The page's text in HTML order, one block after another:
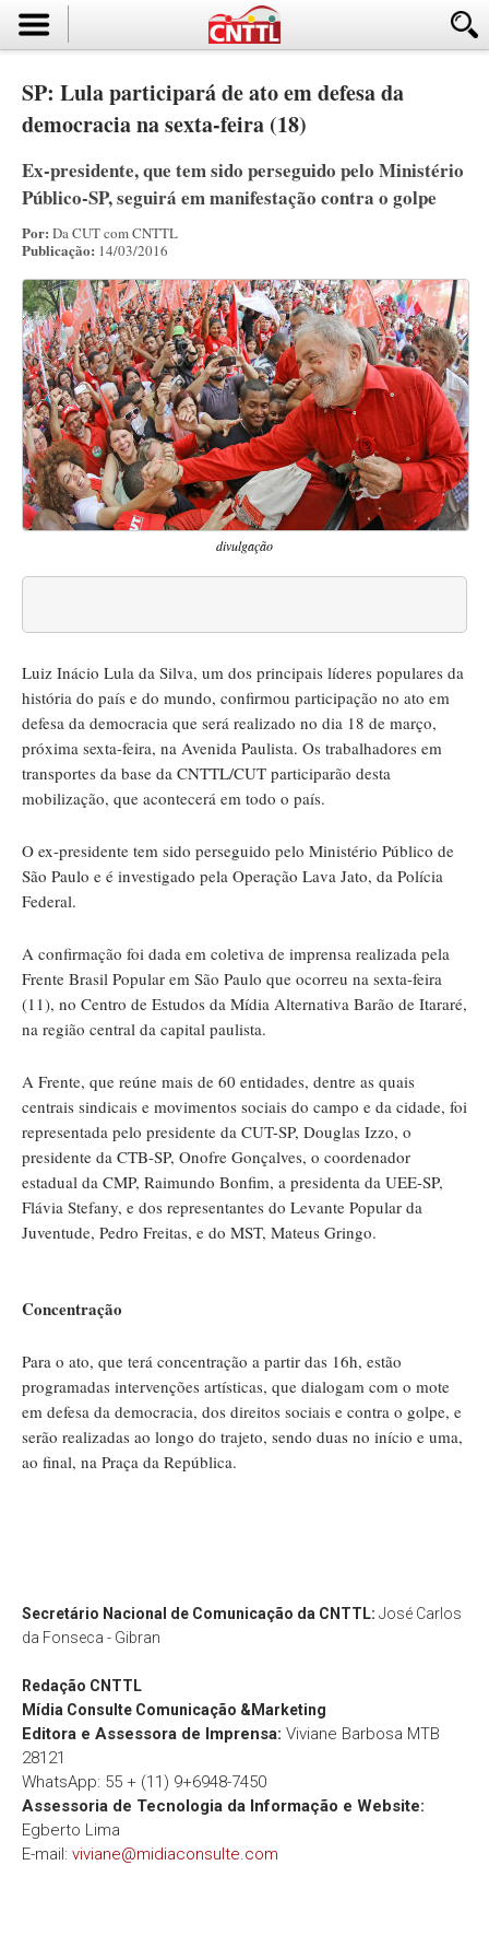
SP: Lula participará de ato em defesa da
democracia na sexta-feira (18)
Ex-presidente, que tem sido perseguido pelo Ministério
Público-SP, seguirá em manifestação contra o golpe
Por: Da CUT com CNTTL
Publicação: 14/03/2016
divulgação
Luiz Inácio Lula da Silva, um dos principais líderes populares da
história do país e do mundo, confirmou participação no ato em
defesa da democracia que será realizado no dia 18 de março,
próxima sexta-feira, na Avenida Paulista. Os trabalhadores em
transportes da base da CNTTL/CUT participarão desta
mobilização, que acontecerá em todo o país.
O ex-presidente tem sido perseguido pelo Ministério Público de
São Paulo e é investigado pela Operação Lava Jato, da Polícia
Federal.
A confirmação foi dada em coletiva de imprensa realizada pela
Frente Brasil Popular em São Paulo que ocorreu na sexta-feira
(11), no Centro de Estudos da Mídia Alternativa Barão de Itararé,
na região central da capital paulista.
A Frente, que reúne mais de 60 entidades, dentre as quais
centrais sindicais e movimentos sociais do campo e da cidade, foi
representada pelo presidente da CUT-SP, Douglas Izzo, o
presidente da CTB-SP, Onofre Gonçalves, o coordenador
estadual da CMP, Raimundo Bonfim, a presidenta da UEE-SP,
Flávia Stefany, e dos representantes do Levante Popular da
Juventude, Pedro Freitas, e do MST, Mateus Gringo.
Concentração
Para o ato, que terá concentração a partir das 16h, estão
programadas intervenções artísticas, que dialogam com o mote
em defesa da democracia, dos direitos sociais e contra o golpe, e
serão realizadas ao longo do trajeto, sendo duas no início e uma,
ao final, na Praça da República.
Secretário Nacional de Comunicação da CNTTL: José Carlos
da Fonseca - Gibran
Redação CNTTL
Mídia Consulte Comunicação &Marketing
Editora e Assessora de Imprensa: Viviane Barbosa MTB
28121
WhatsApp: 55 + (11) 9+6948-7450
Assessoria de Tecnologia da Informação e Website:
Egberto Lima
E-mail: viviane@midiaconsulte.com